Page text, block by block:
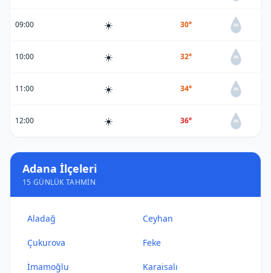
09:00 ☀️ 30° 0%
10:00 ☀️ 32° 0%
11:00 ☀️ 34° 0%
12:00 ☀️ 36° 0%
Adana İlçeleri
15 GÜNLÜK TAHMIN
Aladağ Ceyhan
Çukurova Feke
İmamoğlu Karaisalı